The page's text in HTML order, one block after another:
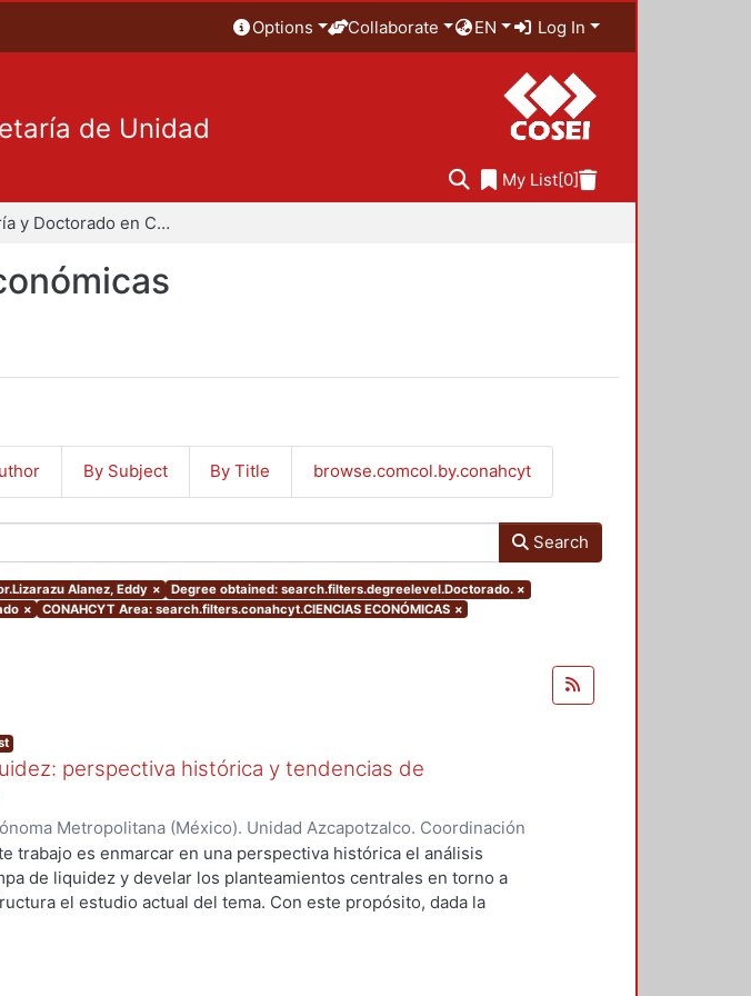
Options Collaborate EN Log In
de Unidad
My List[0]
Maestría y Doctorado en Ciencias Económicas
By Subject By Title browse.comcol.by.conahcyt
Search
Alanez, Eddy × Degree obtained: search.filters.degreelevel.Doctorado. ×
× CONAHCYT Area: search.filters.conahcyt.CIENCIAS ECONÓMICAS ×
perspectiva histórica y tendencias de
Metropolitana (México). Unidad Azcapotzalco. Coordinación
,2017-06) Ugarte Pineda, Eva
trabajo es enmarcar en una perspectiva histórica el análisis
de liquidez y develar los planteamientos centrales en torno a
el estudio actual del tema. Con este propósito, dada la